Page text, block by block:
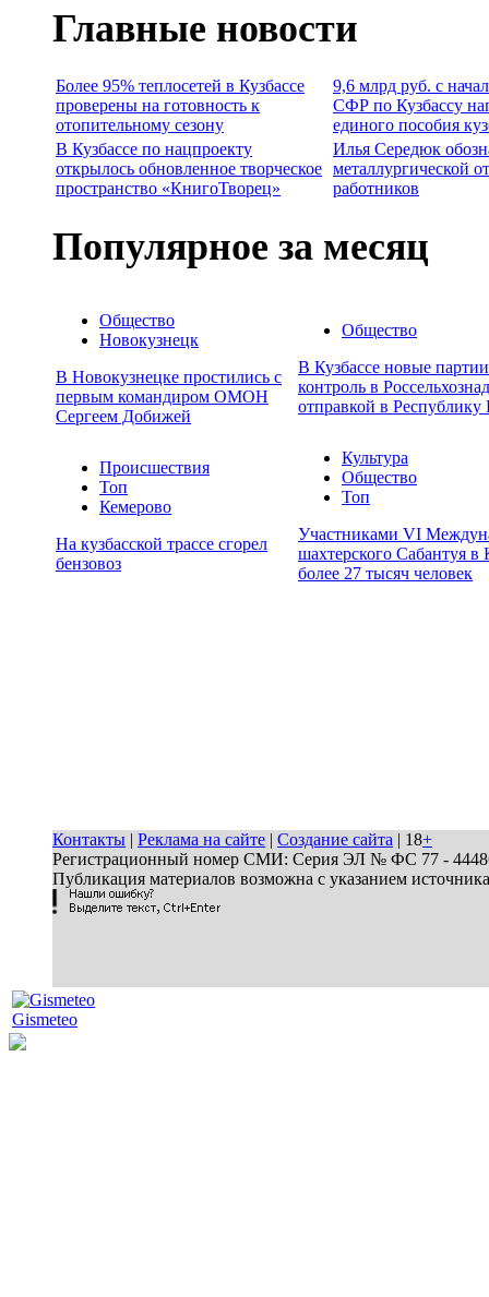
Главные новости
Более 95% теплосетей в Кузбассе
проверены на готовность к
отопительному сезону
9,6 млрд руб. с
СФР по Кузбассу
единого пособия
В Кузбассе по нацпроекту
открылось обновленное творческое
пространство «КнигоТворец»
Илья Середюк
металлургической
работников
Популярное за месяц
Общество
Новокузнецк
В Новокузнецке простились с
первым командиром ОМОН
Сергеем Добижей
Общество
В Кузбассе новые
контроль в
отправкой в Республику
Происшествия
Топ
Кемерово
На кузбасской трассе сгорел
бензовоз
Культура
Общество
Топ
Участниками VI
шахтерского Сабантуя в
более 27 тысяч человек
Контакты | Реклама на сайте | Создание сайта | 18+
Регистрационный номер СМИ: Серия ЭЛ № ФС 77 - 44486
Публикация материалов возможна с указанием
Gismeteo